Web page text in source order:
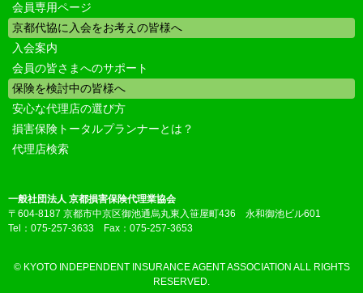
会員専用ページ
京都代協に入会をお考えの皆様へ
入会案内
会員の皆さまへのサポート
保険を検討中の皆様へ
安心な代理店の選び方
損害保険トータルプランナーとは？
代理店検索
一般社団法人 京都損害保険代理業協会
〒604-8187 京都市中京区御池通烏丸東入笹屋町436 永和御池ビル601
Tel：075-257-3633 Fax：075-257-3653
© KYOTO INDEPENDENT INSURANCE AGENT ASSOCIATION ALL RIGHTS
RESERVED.